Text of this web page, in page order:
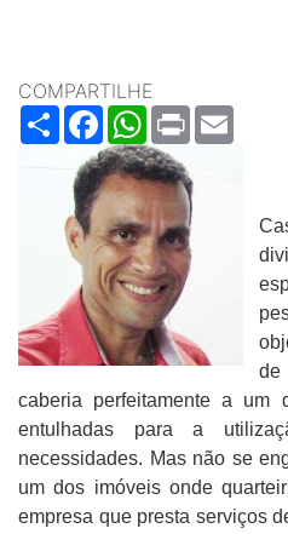
COMPARTILHE
ShareFacebookWhatsApp
Print
de
caberia perfeitamente a um
entulhadas para a
necessidades. Mas não se
um dos imóveis onde
empresa que presta serviços